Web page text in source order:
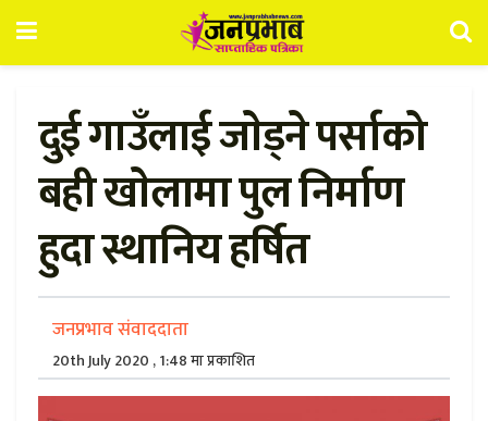
दुई गाउँलाई जाेड्ने पर्साको
बही खाेलामा पुल निर्माण
हुदा स्थानिय हर्षित
जनप्रभाव संवाददाता
20th July 2020 , 1:48 मा प्रकाशित